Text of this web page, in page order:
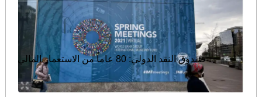
صندوق النقد الدولي: 80 عاماً من الاستعمار المالي